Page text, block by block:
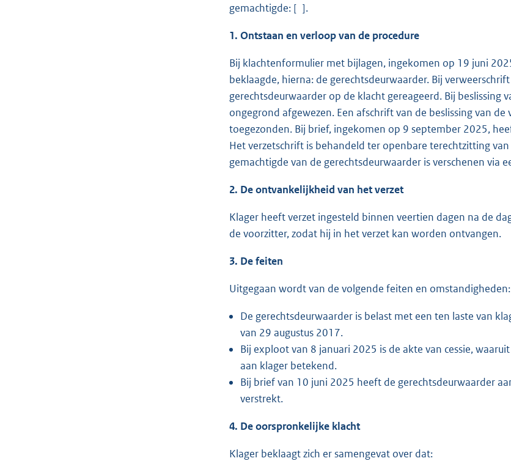
gemachtigde: [ ].
1. Ontstaan en verloop van de procedure
Bij klachtenformulier met bijlagen, ingekomen op 19 juni
beklaagde, hierna: de gerechtsdeurwaarder. Bij
gerechtsdeurwaarder op de klacht gereageerd. Bij
ongegrond afgewezen. Een afschrift van de beslissing van
toegezonden. Bij brief, ingekomen op 9 september 2025,
Het verzetschrift is behandeld ter openbare terechtzitting
gemachtigde van de gerechtsdeurwaarder is verschenen
2. De ontvankelijkheid van het verzet
Klager heeft verzet ingesteld binnen veertien dagen na de
de voorzitter, zodat hij in het verzet kan worden ontvangen.
3. De feiten
Uitgegaan wordt van de volgende feiten en omstandigheden:
De gerechtsdeurwaarder is belast met een ten laste van
van 29 augustus 2017.
Bij exploot van 8 januari 2025 is de akte van cessie,
aan klager betekend.
Bij brief van 10 juni 2025 heeft de gerechtsdeurwaarder
verstrekt.
4. De oorspronkelijke klacht
Klager beklaagt zich er samengevat over dat: